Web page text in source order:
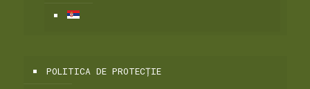
POLITICA DE PROTECȚIE